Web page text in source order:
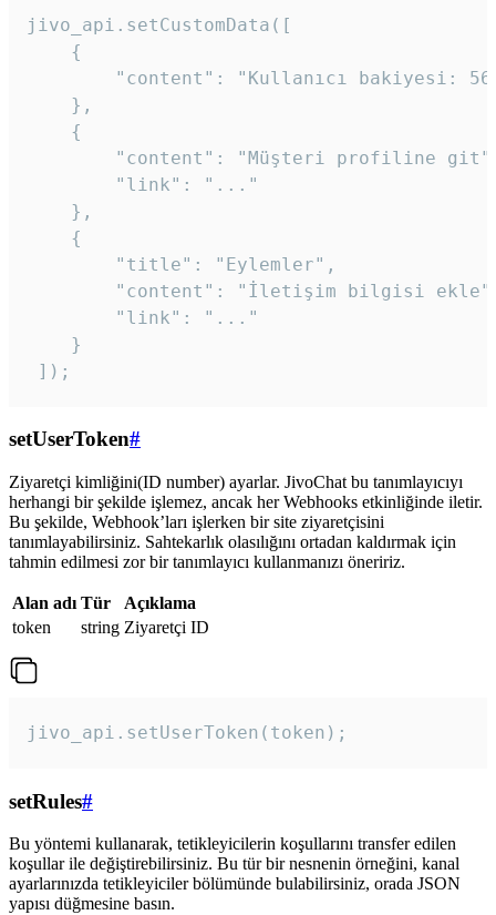
jivo_api.setCustomData([
    {
"content": "Kullanıcı bakiyesi:
    },
    {
"content": "Müşteri profiline
        "link": "..."
    },
    {
        "title": "Eylemler",
"content": "İletişim bilgisi
        "link": "..."
    }
]);
setUserToken#
Ziyaretçi kimliğini(ID number) ayarlar. JivoChat bu tanımlayıcıyı
herhangi bir şekilde işlemez, ancak her Webhooks etkinliğinde iletir.
Bu şekilde, Webhook’ları işlerken bir site ziyaretçisini
tanımlayabilirsiniz. Sahtekarlık olasılığını ortadan kaldırmak için
tahmin edilmesi zor bir tanımlayıcı kullanmanızı öneririz.
Alan adı Tür
Açıklama
token
string Ziyaretçi ID
jivo_api.setUserToken(token);
setRules#
Bu yöntemi kullanarak, tetikleyicilerin koşullarını transfer edilen
koşullar ile değiştirebilirsiniz. Bu tür bir nesnenin örneğini, kanal
ayarlarınızda tetikleyiciler bölümünde bulabilirsiniz, orada JSON
yapısı düğmesine basın.